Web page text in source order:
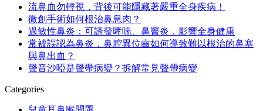
流鼻血勿輕視，背後可能隱藏著嚴重全身疾病！
微創手術如何根治鼻息肉？
過敏性鼻炎：可誘發哮喘、鼻竇炎，影響全身健康
常被誤認為鼻炎，鼻腔異位齒如何導致難以根治的鼻塞
與鼻出血？
聲音沙啞是聲帶病變？拆解常見聲帶病變
Categories